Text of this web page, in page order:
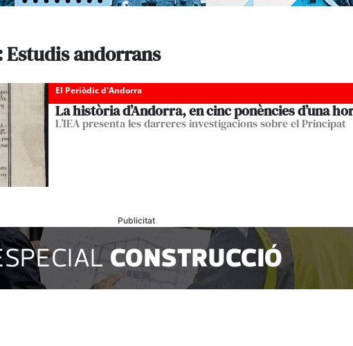
Estudis andorrans
El Periòdic d'Andorra
La història d’Andorra, en cinc ponències d’una
L’IEA presenta les darreres investigacions sobre el Principat
Publicitat